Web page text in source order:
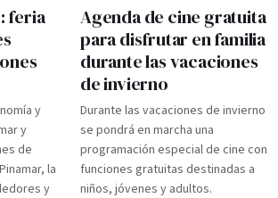
feria
y
y
de
la
y
Agenda de cine gratuita
para disfrutar en familia
durante las vacaciones
de invierno
Durante las vacaciones de invierno
se pondrá en marcha una
programación especial de cine con
funciones gratuitas destinadas a
niños, jóvenes y adultos.